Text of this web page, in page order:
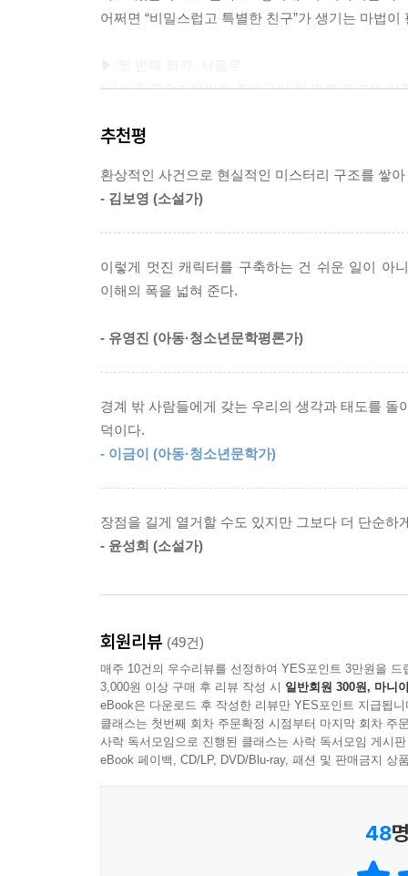
에 쌓여 있었다.
어쩌면 “비밀스럽고 특별한 친구”가 생기는 마법
“나는 독고솜이야말로 주인공이 될 만한 자격을 갖
“독고솜이라니, 이렇게 다시 불쑥 내 인생에 나타
전학생 독고솜에게 ‘반하는’ 두 인물, 서율무와 단
『독고솜에게 반하면』은 서율무와 단태희, 두
있는 능력이 한 사람에게는 권력의 기반이 되
사람의 목소리는 작품의 초반부터 긴장감을 고조
어쩐지 시선을 끄는 전학생 독고솜의 등장으로
소문이 퍼지기 시작한다. 독고솜에 얽힌 소문이
독고솜에 관한 터무니없는 소문은 믿지 않는다
독고솜에게 말을 건 순간…… 누구도 예상치 못했
“탐정, 마녀, 여왕의 역할을 맡은 아이들이 마치
서율무는 ‘탐정’, 현실의 어느 교실에나 존재하
하얀 얼굴로 모두의 관심을 사로잡는 수상한 전
일어난 ‘쥐 무덤 사건’, 한 아이의 갑작스러운 결
현재의 복잡한 관계들 속에 뒤엉킨 이 실타래가
환상적인 과장은 현실을 도리어 선명하게 드러내
진실을 왜곡하는 소문의 힘……. 우리 모두가 겪어
진실로 굳어지는 과정, 그 거짓된 진실로 인
추천평
환상적인 사건으로 현실적인 미스터리 구조를 쌓
- 김보영 (소설가)
이렇게 멋진 캐릭터를 구축하는 건 쉬운 일이 아
이해의 폭을 넓혀 준다.
- 유영진 (아동·청소년문학평론가)
경계 밖 사람들에게 갖는 우리의 생각과 태도를
덕이다.
- 이금이 (아동·청소년문학가)
장점을 길게 열거할 수도 있지만 그보다 더 단순
- 윤성희 (소설가)
회원리뷰 (49건)
매주 10건의 우수리뷰를 선정하여 YES포인트 3만원을 드
3,000원 이상 구매 후 리뷰 작성 시 일반회원 300원, 마니
eBook은 다운로드 후 작성한 리뷰만 YES포인트 지급됩니
클래스는 첫번째 회차 주문확정 시점부터 마지막 회차 주
사락 독서모임으로 진행된 클래스는 사락 독서모임 게시
eBook 페이백, CD/LP, DVD/Blu-ray, 패션 및 판매금지 상
48